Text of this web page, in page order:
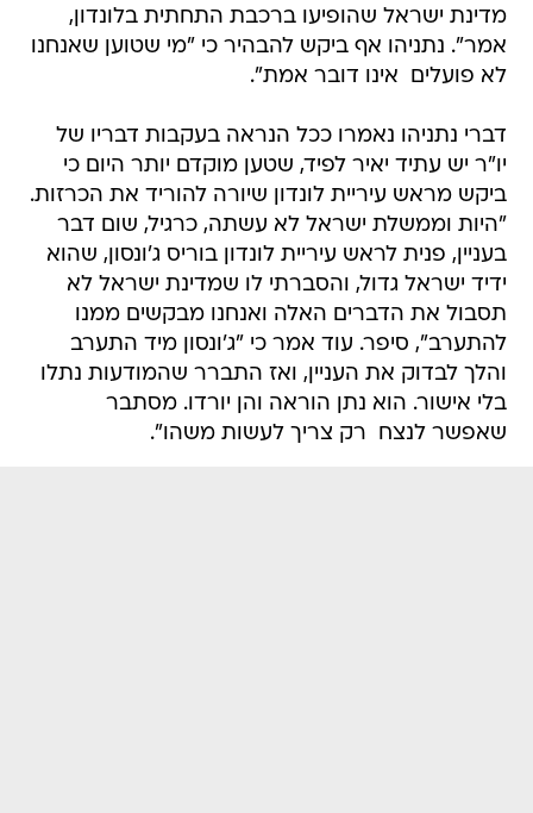
מדינת ישראל שהופיעו ברכבת התחתית בלונדון,
אמר". נתניהו אף ביקש להבהיר כי "מי שטוען שאנחנו
לא פועלים  אינו דובר אמת".
דברי נתניהו נאמרו ככל הנראה בעקבות דבריו של
יו"ר יש עתיד יאיר לפיד, שטען מוקדם יותר היום כי
ביקש מראש עיריית לונדון שיורה להוריד את הכרזות.
"היות וממשלת ישראל לא עשתה, כרגיל, שום דבר
בעניין, פנית לראש עיריית לונדון בוריס ג'ונסון, שהוא
ידיד ישראל גדול, והסברתי לו שמדינת ישראל לא
תסבול את הדברים האלה ואנחנו מבקשים ממנו
להתערב", סיפר. עוד אמר כי "ג'ונסון מיד התערב
והלך לבדוק את העניין, ואז התברר שהמודעות נתלו
בלי אישור. הוא נתן הוראה והן יורדו. מסתבר
שאפשר לנצח  רק צריך לעשות משהו".